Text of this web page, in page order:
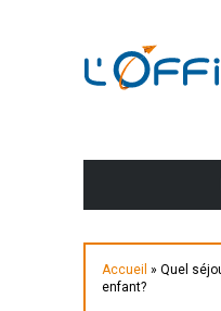
PROGRAMME
Accueil »Quel
enfant?